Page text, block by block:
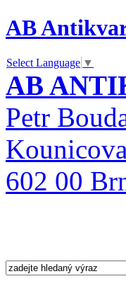
AB
Select Language ▼
AB
Petr
602 00